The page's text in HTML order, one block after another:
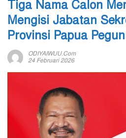
Tiga Nama Calon
Mengisi Jabatan
Provinsi Papua
ODIYAIWUU.com
24 Februari 2026